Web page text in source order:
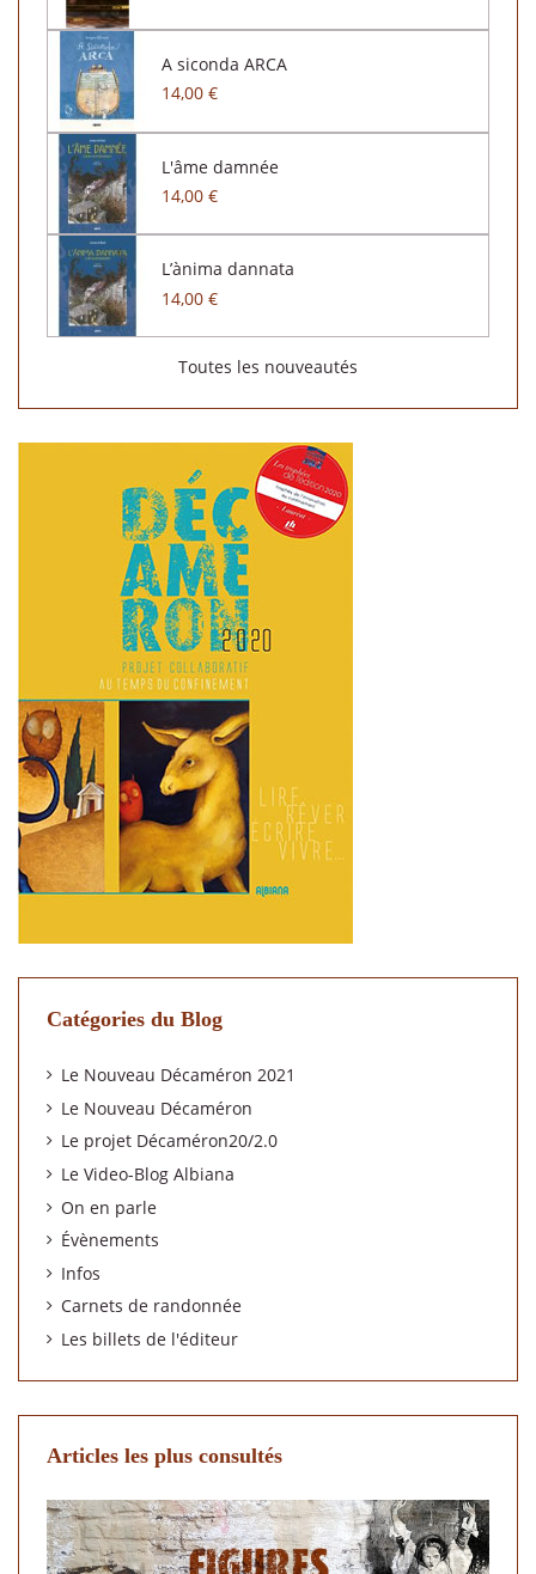
A siconda ARCA
14,00 €
L'âme damnée
14,00 €
L’ànima dannata
14,00 €
Toutes les nouveautés
Catégories du Blog
Le Nouveau Décaméron 2021
Le Nouveau Décaméron
Le projet Décaméron20/2.0
Le Video-Blog Albiana
On en parle
Évènements
Infos
Carnets de randonnée
Les billets de l'éditeur
Articles les plus consultés